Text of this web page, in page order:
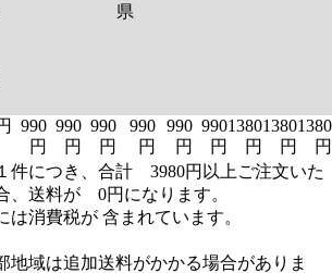
県
990
円
990
円
990
円
990
円
990
円
990
円
1380
円
1380
円
1380
円
件につき、合計 3980円以上ご注文いた
、送料が 0円になります。
は消費税が 含まれています。
地域は追加送料がかかる場合がありま